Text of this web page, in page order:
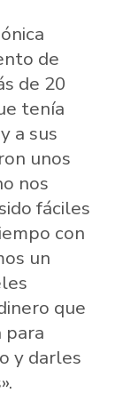
de
de 20
tenía
a sus
unos
nos
fáciles
con
un
que
para
y darles